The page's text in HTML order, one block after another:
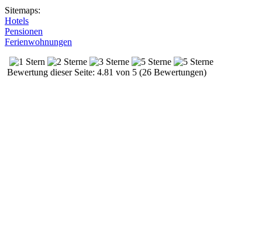
Sitemaps:
Hotels
Pensionen
Ferienwohnungen
Bewertung dieser Seite: 4.81 von 5 (26 Bewertungen)